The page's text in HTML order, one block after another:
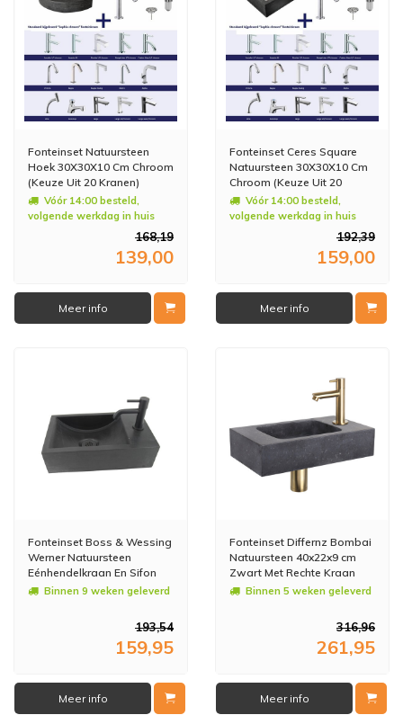
Fonteinset Natuursteen
Hoek 30X30X10 Cm Chroom
(Keuze Uit 20 Kranen)
Vóór 14:00 besteld,
volgende werkdag in huis
168,19
139,00
Meer info
Fonteinset Ceres Square
Natuursteen 30X30X10 Cm
Chroom (Keuze Uit 20
Kranen)
Vóór 14:00 besteld,
volgende werkdag in huis
192,39
159,00
Meer info
Fonteinset Boss & Wessing
Werner Natuursteen
Eénhendelkraan En Sifon
40x23x11 cm Mat Zwart
Binnen 9 weken geleverd
193,54
159,95
Meer info
Fonteinset Differnz Bombai
Natuursteen 40x22x9 cm
Zwart Met Rechte Kraan
Mat Goud
Binnen 5 weken geleverd
316,96
261,95
Meer info